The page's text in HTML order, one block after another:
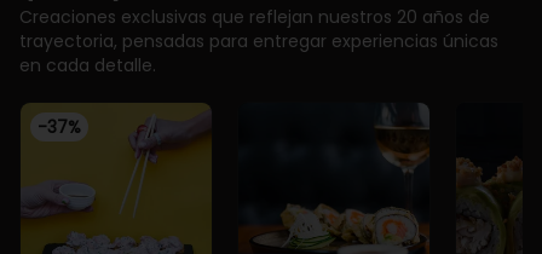
Creaciones exclusivas que reflejan nuestros 20 años de
trayectoria, pensadas para entregar experiencias únicas
en cada detalle.
-37%